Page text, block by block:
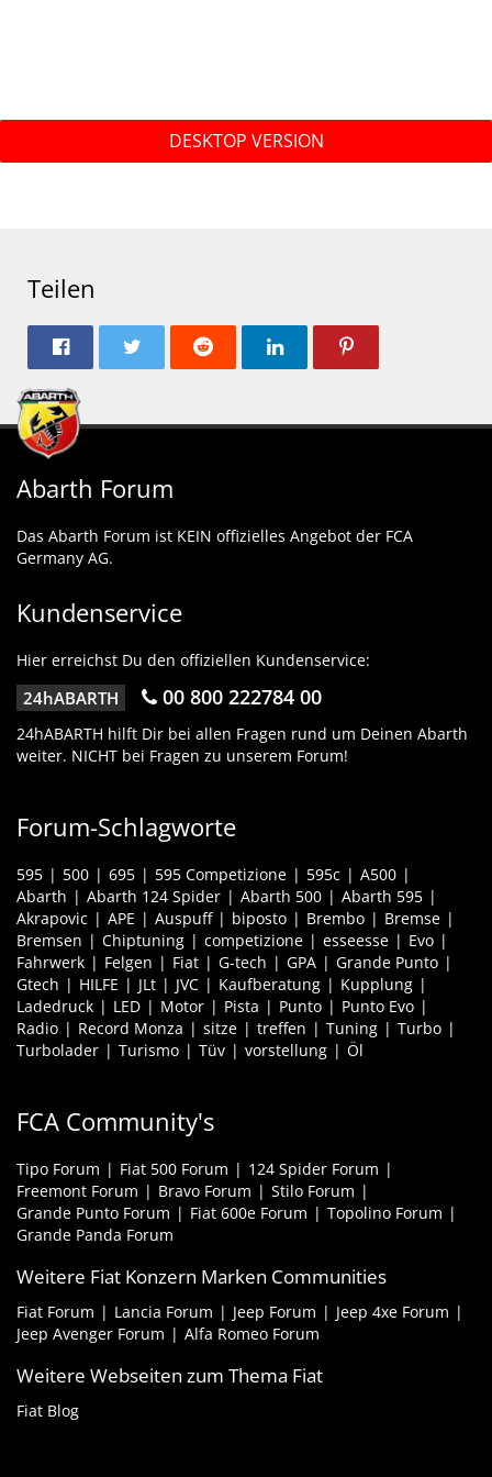
DESKTOP VERSION
Teilen
Abarth Forum
Das Abarth Forum ist KEIN offizielles Angebot der FCA
Germany AG.
Kundenservice
Hier erreichst Du den offiziellen Kundenservice:
24hABARTH 00 800 222784 00
24hABARTH hilft Dir bei allen Fragen rund um Deinen Abarth
weiter. NICHT bei Fragen zu unserem Forum!
Forum-Schlagworte
595 500 695 595 Competizione 595c
A500
Abarth
Abarth 124 Spider Abarth 500
Abarth 595
Akrapovic
APE Auspuff biposto Brembo
Bremse
Bremsen
Chiptuning competizione esseesse
Evo
Fahrwerk
Felgen Fiat G-tech GPA
Grande Punto
Gtech
HILFE JLt JVC Kaufberatung
Kupplung
Ladedruck
LED Motor Pista Punto
Punto Evo
Radio
Record Monza sitze treffen Tuning
Turbo
Turbolader
Turismo Tüv vorstellung Öl
FCA Community's
Tipo Forum Fiat 500 Forum
124 Spider Forum
Freemont Forum
Bravo Forum
Stilo Forum
Grande Punto Forum
Fiat 600e Forum
Topolino Forum
Grande Panda Forum
Weitere Fiat Konzern Marken Communities
Fiat Forum Lancia Forum Jeep Forum
Jeep 4xe Forum
Jeep Avenger Forum
Alfa Romeo Forum
Weitere Webseiten zum Thema Fiat
Fiat Blog